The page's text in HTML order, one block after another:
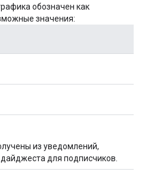
обозначен как
значения:
из уведомлений,
для подписчиков.